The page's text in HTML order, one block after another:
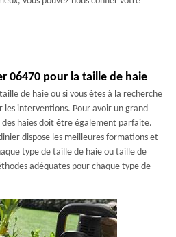
06470 pour la taille de haie
de haie ou si vous êtes à la recherche
interventions. Pour avoir un grand
haies doit être également parfaite.
dispose les meilleures formations et
type de taille de haie ou taille de
adéquates pour chaque type de